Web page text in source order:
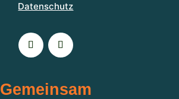
Datenschutz
Gemeinsam